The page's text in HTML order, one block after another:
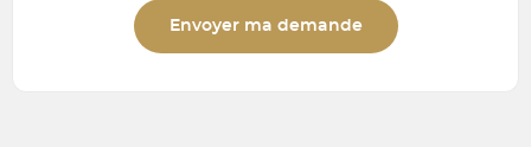
Envoyer ma demande